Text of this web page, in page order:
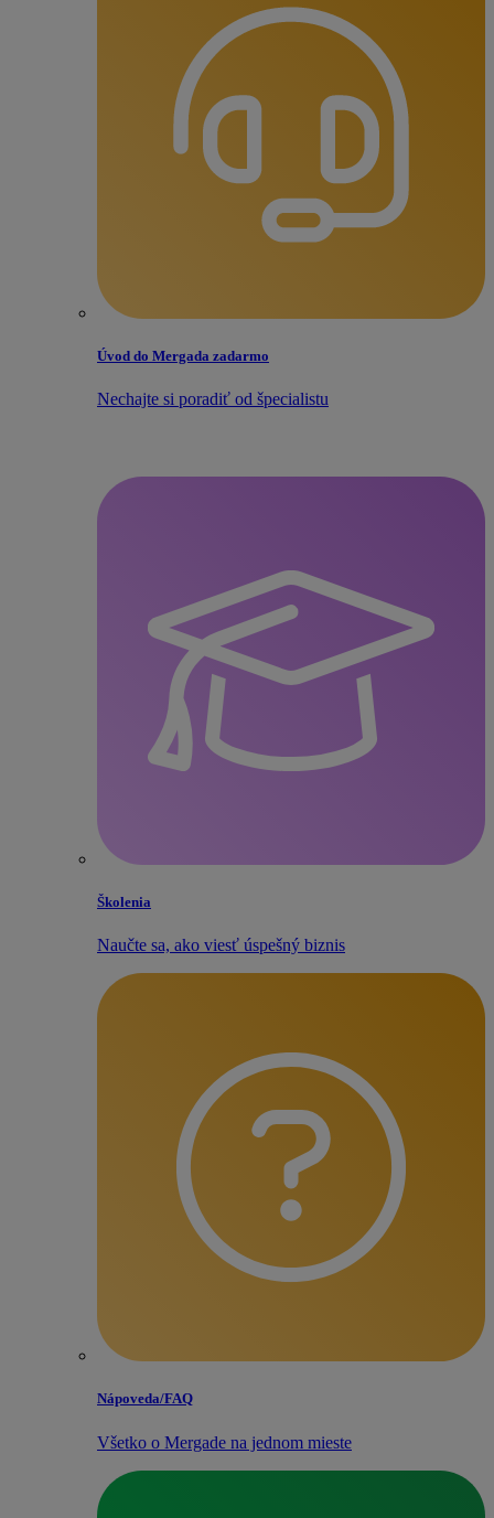
Úvod do Mergada zadarmo
Nechajte si poradiť od špecialistu
Školenia
Naučte sa, ako viesť úspešný biznis
Nápoveda/​FAQ
Všetko o Mergade na jednom mieste